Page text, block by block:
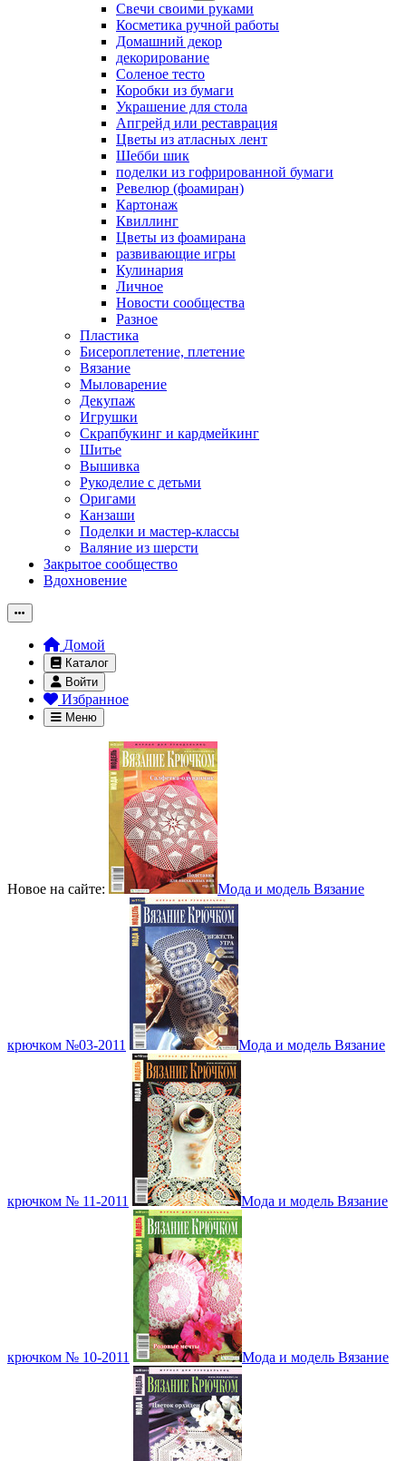
Свечи своими руками
Косметика ручной работы
Домашний декор
декорирование
Соленое тесто
Коробки из бумаги
Украшение для стола
Апгрейд или реставрация
Цветы из атласных лент
Шебби шик
поделки из гофрированной бумаги
Ревелюр (фоамиран)
Картонаж
Квиллинг
Цветы из фоамирана
развивающие игры
Кулинария
Личное
Новости сообщества
Разное
Пластика
Бисероплетение, плетение
Вязание
Мыловарение
Декупаж
Игрушки
Скрапбукинг и кардмейкинг
Шитье
Вышивка
Рукоделие с детьми
Оригами
Канзаши
Поделки и мастер-классы
Валяние из шерсти
Закрытое сообщество
Вдохновение
Домой
Каталог
Войти
Избранное
Меню
Новое на сайте: Мода и модель Вязание
крючком №03-2011 Мода и модель Вязание
крючком № 11-2011 Мода и модель Вязание
крючком № 10-2011 Мода и модель Вязание